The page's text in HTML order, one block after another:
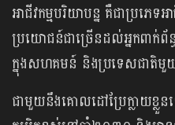
អាជីវកម្មបរិយាបន្ន គឺជាប្រភេទ
ប្រយោជន៍ជាច្រើនដល់អ្នកពាក់ព័
ក្នុងសហគមន៍ និងប្រទេសជាតិមួ
ជាមួយនឹងគោលដៅប្រែក្លាយខ្